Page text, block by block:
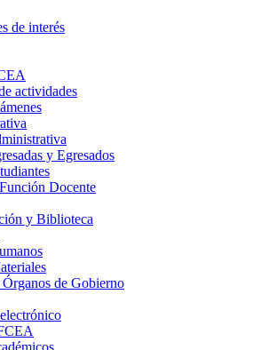
de interés
actividades
y Egresados
Docente
y Biblioteca
Órganos de Gobierno